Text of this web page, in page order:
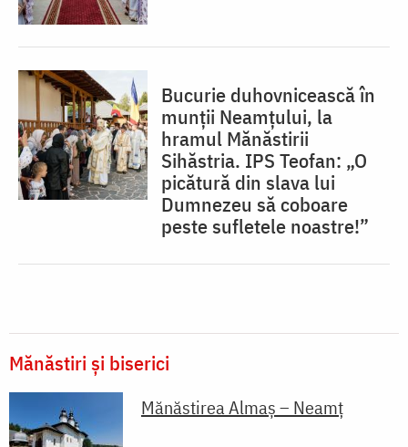
Bucurie duhovnicească în
munții Neamțului, la
hramul Mănăstirii
Sihăstria. IPS Teofan: „O
picătură din slava lui
Dumnezeu să coboare
peste sufletele noastre!”
Mănăstiri și biserici
Mănăstirea Almaş – Neamţ